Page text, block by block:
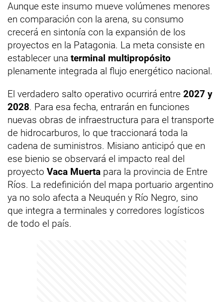
Aunque este insumo mueve volúmenes menores
en comparación con la arena, su consumo
crecerá en sintonía con la expansión de los
proyectos en la Patagonia. La meta consiste en
establecer una terminal multipropósito
plenamente integrada al flujo energético nacional.
El verdadero salto operativo ocurrirá entre 2027 y
2028. Para esa fecha, entrarán en funciones
nuevas obras de infraestructura para el transporte
de hidrocarburos, lo que traccionará toda la
cadena de suministros. Misiano anticipó que en
ese bienio se observará el impacto real del
proyecto Vaca Muerta para la provincia de Entre
Ríos. La redefinición del mapa portuario argentino
ya no solo afecta a Neuquén y Río Negro, sino
que integra a terminales y corredores logísticos
de todo el país.